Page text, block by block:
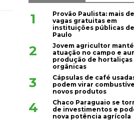
1
Provão Paulista: mais de
vagas gratuitas em
instituições públicas de
Paulo
2
Jovem agricultor
atuação no campo e
produção de hortaliças
orgânicas
3
Cápsulas de café
podem virar
novos produtos
4
Chaco Paraguaio se
de investimentos e
nova potência agrícola